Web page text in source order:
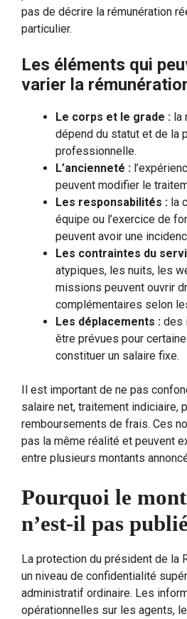
pas de décrire la rémunération
particulier.
Les éléments qui
varier la
Le corps et le grade : la
dépend du statut et de la
professionnelle.
L’ancienneté :
peuvent modifier le
Les responsabilités : la
équipe ou l’exercice de
peuvent avoir une
Les contraintes du
atypiques, les nuits, les
missions peuvent ouvrir
complémentaires selon
Les déplacements : des
être prévues pour
constituer un salaire fixe.
Il est important de ne pas
salaire net, traitement indiciaire,
remboursements de frais. Ces
pas la même réalité et peuvent
entre plusieurs montants
Pourquoi le
n’est-il pas
La protection du président de la
un niveau de confidentialité
administratif ordinaire. Les
opérationnelles sur les agents,